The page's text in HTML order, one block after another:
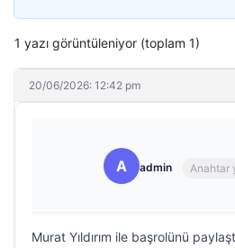
1 yazı görüntüleniyor (toplam 1)
20/06/2026: 12:42 pm
A admin Anahtar
Murat Yıldırım ile başrolünü